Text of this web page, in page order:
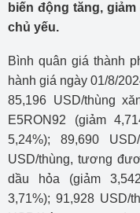
biến động tăng,
chủ yếu.
Bình quân giá thành
hành giá ngày 01/8/
85,196 USD/thùng
E5RON92 (giảm
5,24%); 89,690
USD/thùng, tương
dầu hỏa (giảm
3,71%); 91,928 USD/